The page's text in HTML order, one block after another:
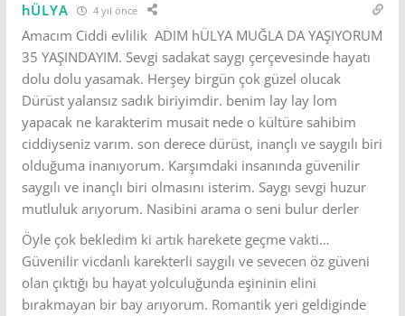
hÜLYA 4 yıl önce
Amacım Ciddi evlilik ADIM hÜLYA MUĞLA DA YAŞIYORUM
35 YAŞINDAYIM. Sevgi sadakat saygı çerçevesinde hayatı
dolu dolu yasamak. Herşey birgün çok güzel olucak
Dürüst yalansız sadık biriyimdir. benim lay lay lom
yapacak ne karakterim musait nede o kültüre sahibim
ciddiyseniz varım. son derece dürüst, inançlı ve saygılı biri
olduğuma inanıyorum. Karşımdaki insanında güvenilir
saygılı ve inançlı biri olmasını isterim. Saygı sevgi huzur
mutluluk arıyorum. Nasibini arama o seni bulur derler
Öyle çok bekledim ki artık harekete geçme vakti…
Güvenilir vicdanlı karekterli saygılı ve sevecen öz güveni
olan çıktığı bu hayat yolculuğunda eşininin elini
bırakmayan bir bay arıyorum. Romantik yeri geldiginde